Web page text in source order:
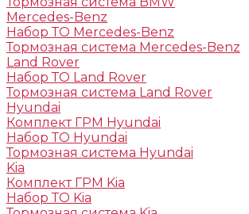
Mercedes-Benz
Набор ТО Mercedes-Benz
Тормозная система Mercedes-Benz
Land Rover
Набор ТО Land Rover
Тормозная система Land Rover
Hyundai
Комплект ГРМ Hyundai
Набор ТО Hyundai
Тормозная система Hyundai
Kia
Комплект ГРМ Kia
Набор ТО Kia